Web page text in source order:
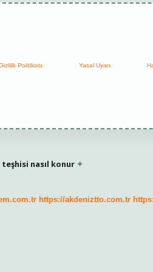
Politikası Yasal Uyarı
nasıl konur
https://akdeniztto.com.tr